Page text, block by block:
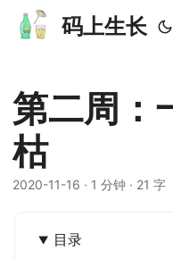
码上生长
第二周：
枯
2020-11-16 · 1 分钟 · 21 字
目录